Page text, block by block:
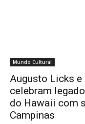
Mundo Cultural
Augusto Licks
celebram
do Hawaii com
Campinas